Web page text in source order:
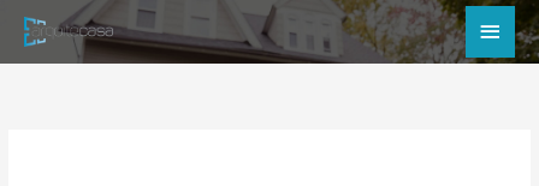
para